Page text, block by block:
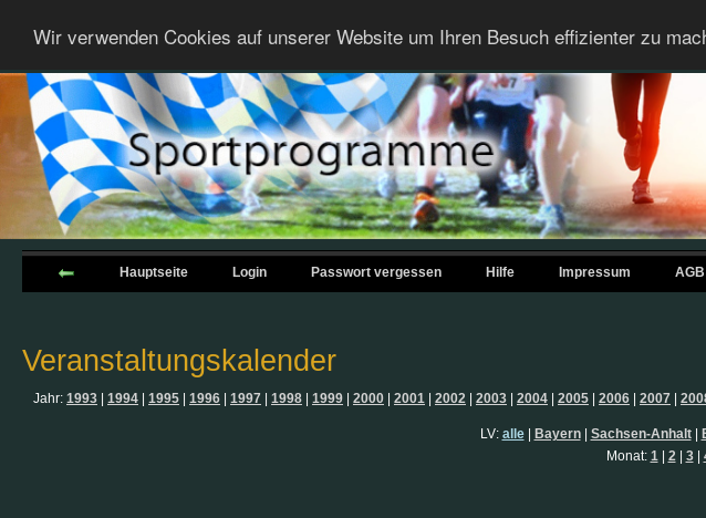
Wir verwenden Cookies auf unserer Website um Ihren Besuch effizienter zu
Hauptseite Login Passwort vergessen Hilfe Impressum AGB
Veranstaltungskalender
Jahr: 1993 1994 1995 1996 1997 1998 1999 2000 2001 2002 2003 2004 2005 2006 2007
LV: alle| Bayern| Sachsen-Anhalt|
Monat: 1 2 3|